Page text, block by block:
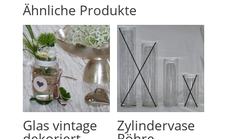
Ähnliche Produkte
Glas vintage Zylindervase